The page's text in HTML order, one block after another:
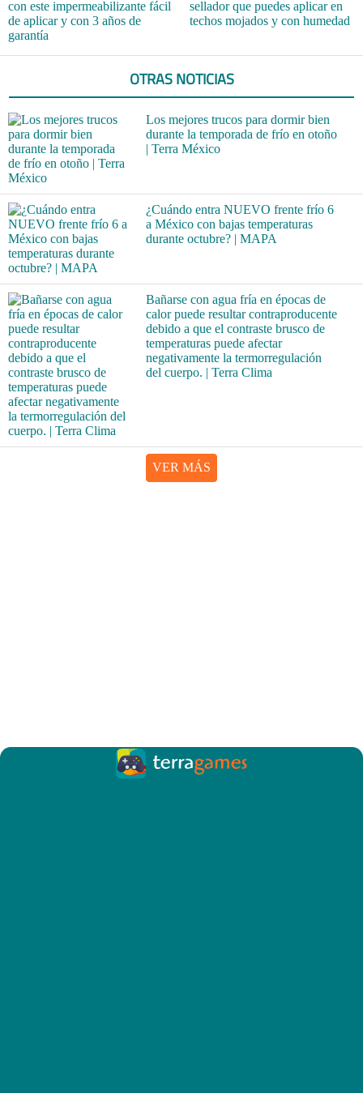
con este impermeabilizante fácil
de aplicar y con 3 años de
garantía
sellador que puedes aplicar en
techos mojados y con humedad
OTRAS NOTICIAS
Los mejores trucos para dormir bien
durante la temporada de frío en otoño
| Terra México
¿Cuándo entra NUEVO frente frío 6
a México con bajas temperaturas
durante octubre? | MAPA
Bañarse con agua fría en épocas de
calor puede resultar contraproducente
debido a que el contraste brusco de
temperaturas puede afectar
negativamente la termorregulación
del cuerpo. | Terra Clima
VER MÁS